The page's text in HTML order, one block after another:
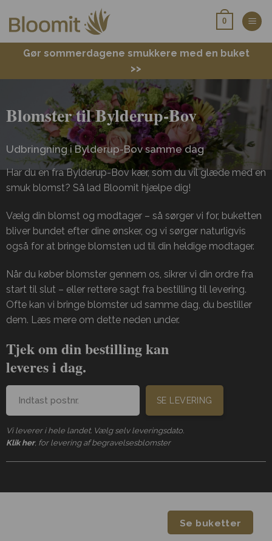
0
Gør sommerdagene smukkere med en buket
>>
Blomster til Bylderup-Bov
Udbringning i Bylderup-Bov samme dag
Har du en fra Bylderup-Bov kær, som du vil glæde med en
smuk blomst? Så lad Bloomit hjælpe dig!
Vælg din blomst og modtager – så sørger vi for, buketten
bliver bundet efter dine ønsker, og vi sørger naturligvis
også for at bringe blomsten ud til din heldige modtager.
Når du køber blomster gennem os, sikrer vi din ordre fra
start til slut – eller rettere sagt fra bestilling til levering.
Ofte kan vi bringe blomster ud samme dag, du bestiller
dem. Læs mere om dette neden under.
Tjek om din bestilling kan
leveres i dag.
SE LEVERING
Vi leverer i hele landet. Vælg selv leveringsdato.
Klik her, for levering af begravelsesblomster
Se buketter